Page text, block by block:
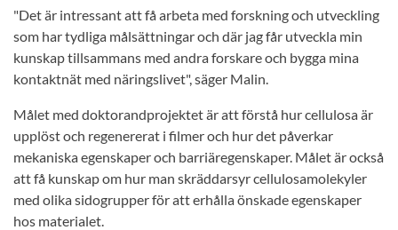
"Det är intressant att få arbeta med forskning och utveckling
som har tydliga målsättningar och där jag får utveckla min
kunskap tillsammans med andra forskare och bygga mina
kontaktnät med näringslivet", säger Malin.
Målet med doktorandprojektet är att förstå hur cellulosa är
upplöst och regenererat i filmer och hur det påverkar
mekaniska egenskaper och barriäregenskaper. Målet är också
att få kunskap om hur man skräddarsyr cellulosamolekyler
med olika sidogrupper för att erhålla önskade egenskaper
hos materialet.